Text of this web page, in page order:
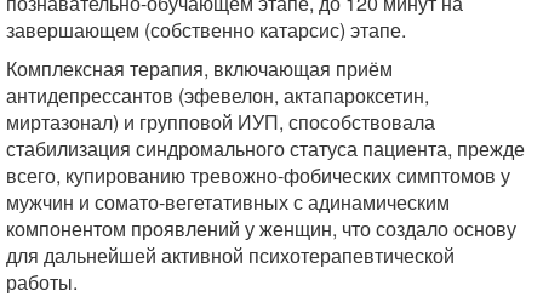
завершающем (собственно катарсис) этапе.
Комплексная терапия, включающая приём
антидепрессантов (эфевелон, актапароксетин,
миртазонал) и групповой ИУП, способствовала
стабилизация синдромального статуса пациента, прежде
всего, купированию тревожно-фобических симптомов у
мужчин и сомато-вегетативных с адинамическим
компонентом проявлений у женщин, что создало основу
для дальнейшей активной психотерапевтической
работы.